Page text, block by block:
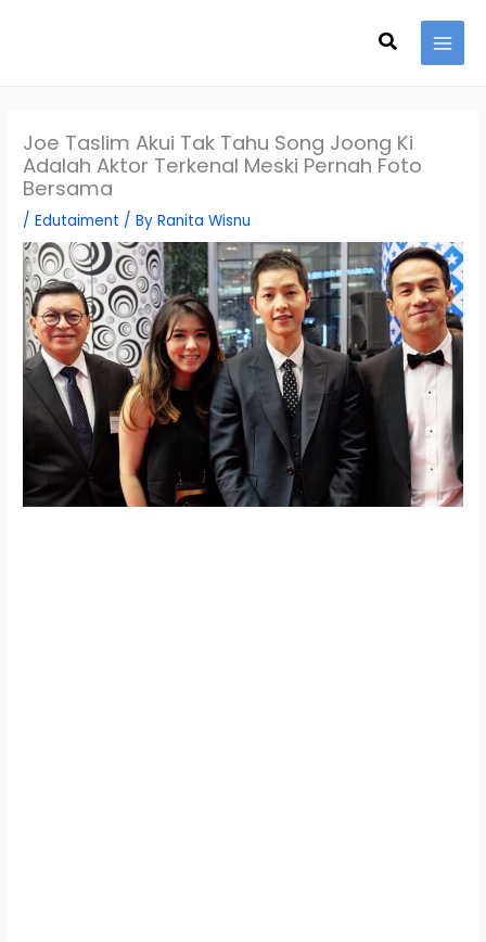
Search
Joe Taslim Akui Tak Tahu Song Joong Ki
Adalah Aktor Terkenal Meski Pernah Foto
Bersama
/Edutaiment / ByRanita Wisnu